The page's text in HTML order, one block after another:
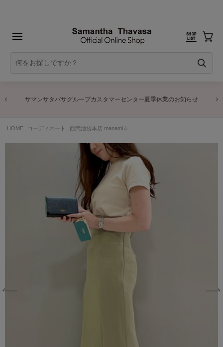
サマンサタバサグループカスタマーセンター夏季休業のお知らせ
HOME コーディネート 西武池袋本店 manami☆